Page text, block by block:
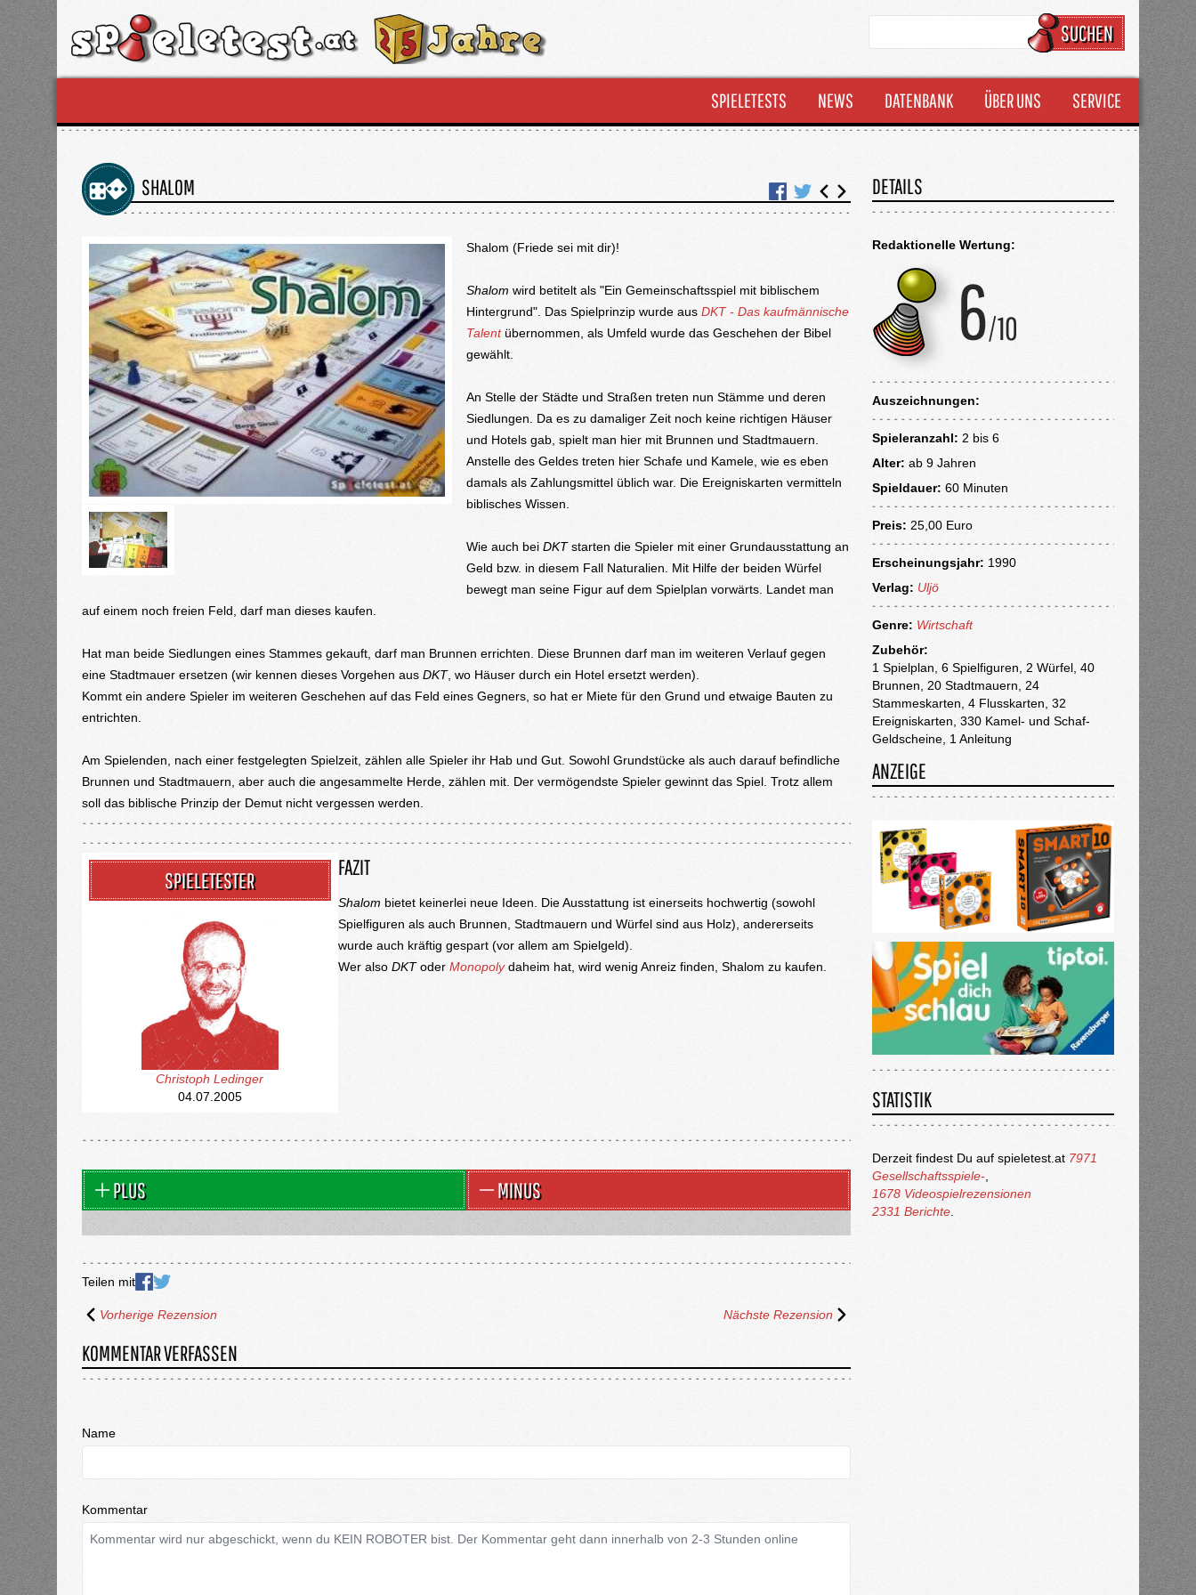
SUCHEN
SPIELETESTS NEWS DATENBANK ÜBER UNS SERVICE
SHALOM
Shalom (Friede sei mit dir)!
Shalom wird betitelt als "Ein Gemeinschaftsspiel mit biblischem
Hintergrund". Das Spielprinzip wurde aus DKT - Das kaufmännische
Talentübernommen, als Umfeld wurde das Geschehen der Bibel
gewählt.
An Stelle der Städte und Straßen treten nun Stämme und deren
Siedlungen. Da es zu damaliger Zeit noch keine richtigen Häuser
und Hotels gab, spielt man hier mit Brunnen und Stadtmauern.
Anstelle des Geldes treten hier Schafe und Kamele, wie es eben
damals als Zahlungsmittel üblich war. Die Ereigniskarten vermitteln
biblisches Wissen.
Wie auch bei DKTstarten die Spieler mit einer Grundausstattung an
Geld bzw. in diesem Fall Naturalien. Mit Hilfe der beiden Würfel
bewegt man seine Figur auf dem Spielplan vorwärts. Landet man
auf einem noch freien Feld, darf man dieses kaufen.
Hat man beide Siedlungen eines Stammes gekauft, darf man Brunnen errichten. Diese Brunnen darf man im weiteren Verlauf gegen
eine Stadtmauer ersetzen (wir kennen dieses Vorgehen aus DKT, wo Häuser durch ein Hotel ersetzt werden).
Kommt ein andere Spieler im weiteren Geschehen auf das Feld eines Gegners, so hat er Miete für den Grund und etwaige Bauten zu
entrichten.
Am Spielenden, nach einer festgelegten Spielzeit, zählen alle Spieler ihr Hab und Gut. Sowohl Grundstücke als auch darauf befindliche
Brunnen und Stadtmauern, aber auch die angesammelte Herde, zählen mit. Der vermögendste Spieler gewinnt das Spiel. Trotz allem
soll das biblische Prinzip der Demut nicht vergessen werden.
SPIELETESTER
Christoph Ledinger
04.07.2005
FAZIT
Shalom bietet keinerlei neue Ideen. Die Ausstattung ist einerseits hochwertig (sowohl
Spielfiguren als auch Brunnen, Stadtmauern und Würfel sind aus Holz), andererseits
wurde auch kräftig gespart (vor allem am Spielgeld).
Wer also DKToder Monopolydaheim hat, wird wenig Anreiz finden, Shalom zu kaufen.
PLUS MINUS
Teilen mit
Vorherige Rezension Nächste Rezension
KOMMENTAR VERFASSEN
Name
Kommentar
DETAILS
Redaktionelle Wertung:
Auszeichnungen:
Spieleranzahl: 2 bis 6
Alter: ab 9 Jahren
Spieldauer: 60 Minuten
Preis: 25,00 Euro
Erscheinungsjahr: 1990
Verlag: Uljö
Genre: Wirtschaft
Zubehör:
1 Spielplan, 6 Spielfiguren, 2 Würfel, 40
Brunnen, 20 Stadtmauern, 24
Stammeskarten, 4 Flusskarten, 32
Ereigniskarten, 330 Kamel- und Schaf-
Geldscheine, 1 Anleitung
ANZEIGE
STATISTIK
Derzeit findest Du auf spieletest.at 7971
Gesellschaftsspiele-,
1678 Videospielrezensionen
2331 Berichte.